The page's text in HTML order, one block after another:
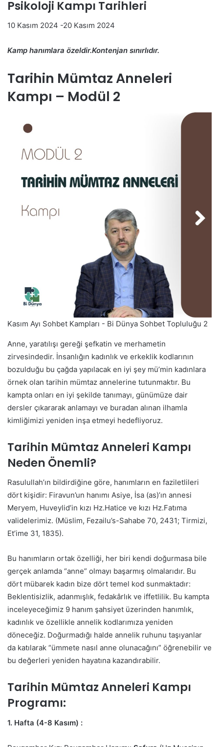
Psikoloji Kampı Tarihleri
10 Kasım 2024 -20 Kasım 2024
Kamp hanımlara özeldir.Kontenjan sınırlıdır.
Tarihin Mümtaz Anneleri
Kampı – Modül 2
Kasım Ayı Sohbet Kampları - Bi Dünya Sohbet Topluluğu 2
Anne, yaratılışı gereği şefkatin ve merhametin
zirvesindedir. İnsanlığın kadınlık ve erkeklik kodlarının
bozulduğu bu çağda yapılacak en iyi şey mü’min kadınlara
örnek olan tarihin mümtaz annelerine tutunmaktır. Bu
kampta onları en iyi şekilde tanımayı, günümüze dair
dersler çıkararak anlamayı ve buradan alınan ilhamla
kimliğimizi yeniden inşa etmeyi hedefliyoruz.
Tarihin Mümtaz Anneleri Kampı
Neden Önemli?
Rasulullah’ın bildirdiğine göre, hanımların en faziletlileri
dört kişidir: Firavun’un hanımı Asiye, İsa (as)’ın annesi
Meryem, Huveylid’in kızı Hz.Hatice ve kızı Hz.Fatıma
validelerimiz. (Müslim, Fezailu’s-Sahabe 70, 2431; Tirmizi,
Et’ime 31, 1835).
Bu hanımların ortak özelliği, her biri kendi doğurmasa bile
gerçek anlamda “anne” olmayı başarmış olmalarıdır. Bu
dört mübarek kadın bize dört temel kod sunmaktadır:
Beklentisizlik, adanmışlık, fedakârlık ve iffetlilik. Bu kampta
inceleyeceğimiz 9 hanım şahsiyet üzerinden hanımlık,
kadınlık ve özellikle annelik kodlarımıza yeniden
döneceğiz. Doğurmadığı halde annelik ruhunu taşıyanlar
da katılarak “ümmete nasıl anne olunacağını” öğrenebilir ve
bu değerleri yeniden hayatına kazandırabilir.
Tarihin Mümtaz Anneleri Kampı
Programı:
1. Hafta (4-8 Kasım) :